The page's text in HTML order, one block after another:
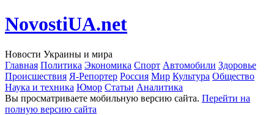
NovostiUA.net
Новости Украины и мира
Главная Политика Экономика Спорт Автомобили Здоровье
Происшествия Я-Репортер Россия Мир Культура Общество
Наука и техника Юмор Статьи Аналитика
Вы просматриваете мобильную версию сайта. Перейти на
полную версию сайта